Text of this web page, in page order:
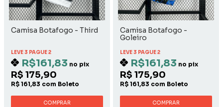
Camisa Botafogo - Third
LEVE 3 PAGUE 2
R$161,83 no pix
R$ 175,90
R$ 161,83 com Boleto
COMPRAR
Camisa Botafogo -
Goleiro
LEVE 3 PAGUE 2
R$161,83 no pix
R$ 175,90
R$ 161,83 com Boleto
COMPRAR